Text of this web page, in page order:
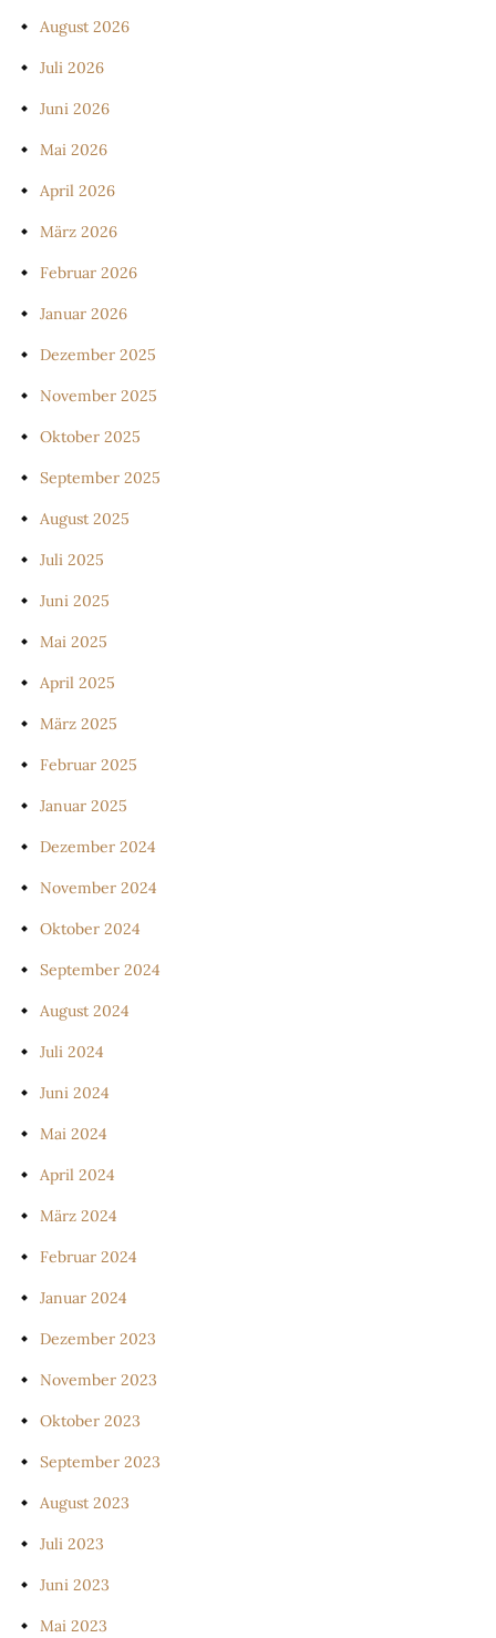
August 2026
Juli 2026
Juni 2026
Mai 2026
April 2026
März 2026
Februar 2026
Januar 2026
Dezember 2025
November 2025
Oktober 2025
September 2025
August 2025
Juli 2025
Juni 2025
Mai 2025
April 2025
März 2025
Februar 2025
Januar 2025
Dezember 2024
November 2024
Oktober 2024
September 2024
August 2024
Juli 2024
Juni 2024
Mai 2024
April 2024
März 2024
Februar 2024
Januar 2024
Dezember 2023
November 2023
Oktober 2023
September 2023
August 2023
Juli 2023
Juni 2023
Mai 2023